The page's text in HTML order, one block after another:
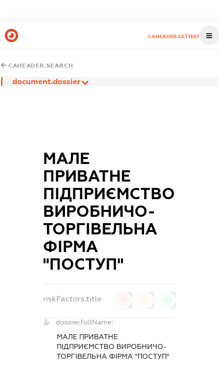
CAHEADER.GETTEST
CAHEADER.SEARCH
document.dossier
МАЛЕ
ПРИВАТНЕ
ПІДПРИЄМСТВО
ВИРОБНИЧО-
ТОРГІВЕЛЬНА
ФІРМА
"ПОСТУП"
riskFactors.title
dossier.fullName:
МАЛЕ ПРИВАТНЕ
ПІДПРИЄМСТВО ВИРОБНИЧО-
ТОРГІВЕЛЬНА ФІРМА "ПОСТУП"